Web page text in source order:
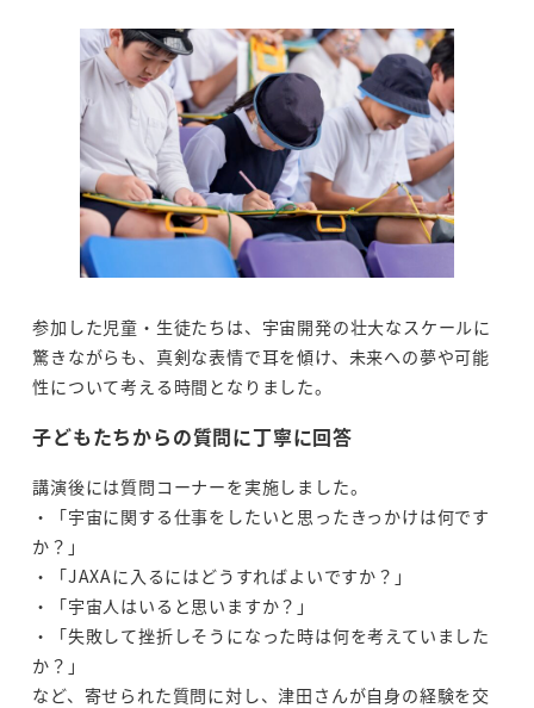
参加した児童・生徒たちは、宇宙開発の壮大なスケールに
驚きながらも、真剣な表情で耳を傾け、未来への夢や可能
性について考える時間となりました。
子どもたちからの質問に丁寧に回答
講演後には質問コーナーを実施しました。
・「宇宙に関する仕事をしたいと思ったきっかけは何です
か？」
・「JAXAに入るにはどうすればよいですか？」
・「宇宙人はいると思いますか？」
・「失敗して挫折しそうになった時は何を考えていました
か？」
など、寄せられた質問に対し、津田さんが自身の経験を交